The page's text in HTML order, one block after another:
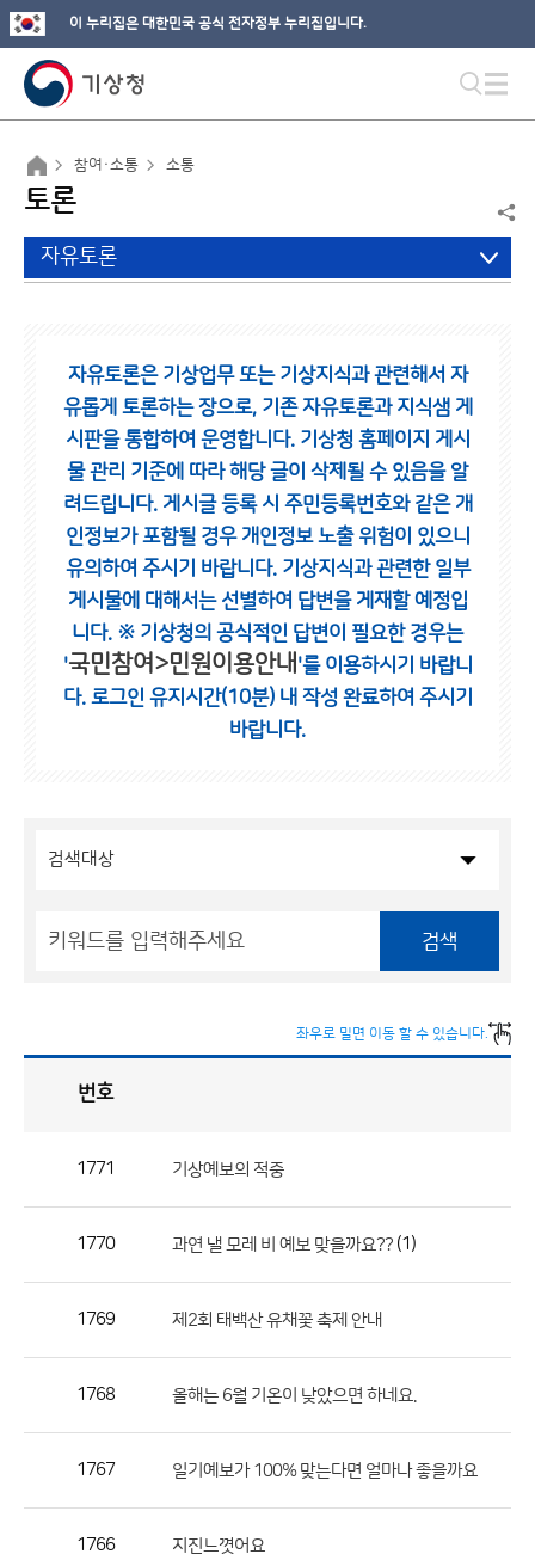
이 누리집은 대한민국 공식 전자정부 누리집입니다.
참여·소통 소통
토론
자유토론
자유토론은 기상업무 또는 기상지식과 관련해서 자
유롭게 토론하는 장으로, 기존 자유토론과 지식샘 게
시판을 통합하여 운영합니다. 기상청 홈페이지 게시
물 관리 기준에 따라 해당 글이 삭제될 수 있음을 알
려드립니다. 게시글 등록 시 주민등록번호와 같은 개
인정보가 포함될 경우 개인정보 노출 위험이 있으니
유의하여 주시기 바랍니다. 기상지식과 관련한 일부
게시물에 대해서는 선별하여 답변을 게재할 예정입
니다. ※ 기상청의 공식적인 답변이 필요한 경우는
'국민참여>민원이용안내 '를 이용하시기 바랍니
다. 로그인 유지시간(10분) 내 작성 완료하여 주시기
바랍니다.
검색
좌우로 밀면 이동 할 수 있습니다.
론
호,
번호
1771 기상예보의 적중
1770 과연 낼 모레 비 예보 맞을까요?? (1)
1769 제2회 태백산 유채꽃 축제 안내
1768 올해는 6월 기온이 낮았으면 하네요.
1767 일기예보가 100% 맞는다면 얼마나 좋을까요
1766 지진느꼇어요